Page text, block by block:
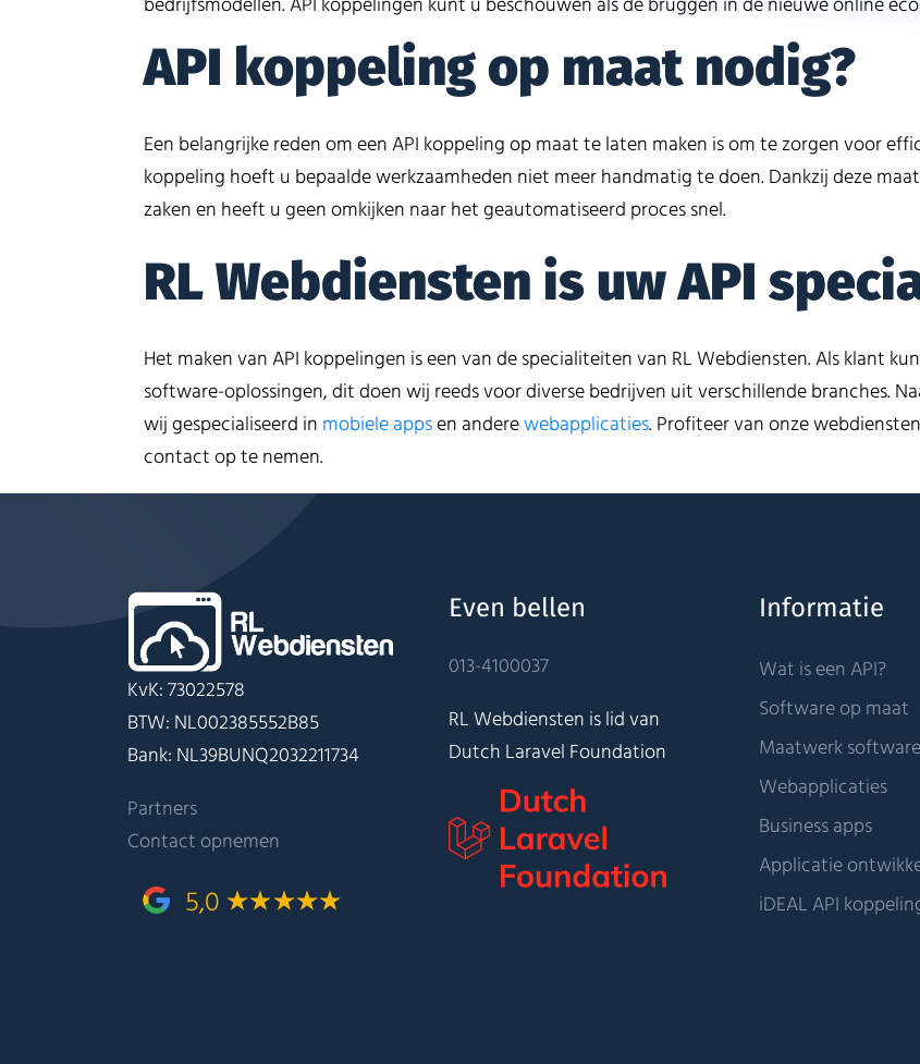
API koppeling op maat nodig?
Een belangrijke reden om een API koppeling op maat te laten maken is om te zorgen voor
koppeling hoeft u bepaalde werkzaamheden niet meer handmatig te doen. Dankzij deze
zaken en heeft u geen omkijken naar het geautomatiseerd proces snel.
RL Webdiensten is uw API
Het maken van API koppelingen is een van de specialiteiten van RL Webdiensten. Als klant
software-oplossingen, dit doen wij reeds voor diverse bedrijven uit verschillende branches.
wij gespecialiseerd in mobiele appsen anderewebapplicaties. Profiteer van onze
contact op te nemen.
KvK: 73022578
BTW: NL002385552B85
Bank: NL39BUNQ2032211734
Partners
Contact opnemen
5,0
Even bellen
013-4100037
RL Webdiensten is lid van
Dutch Laravel Foundation
Informatie
Wat is een API?
Software op maat
Maatwerk software
Webapplicaties
Business apps
Applicatie
iDEAL API